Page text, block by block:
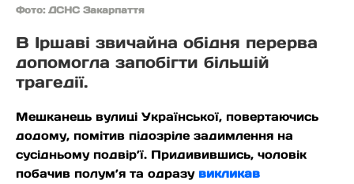
Фото: ДСНС Закарпаття
В Іршаві звичайна обідня перерва
допомогла запобігти більшій
трагедії.
Мешканець вулиці Української, повертаючись
додому, помітив підозріле задимлення на
сусідньому подвір’ї. Придивившись, чоловік
побачив полум’я та одразу викликав